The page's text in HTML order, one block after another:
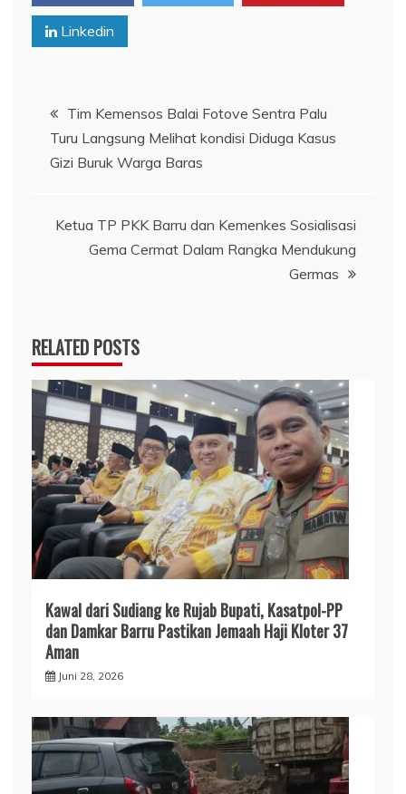
Linkedin
Navigasi
pos
Tim Kemensos Balai Fotove Sentra Palu
Turu Langsung Melihat kondisi Diduga Kasus
Gizi Buruk Warga Baras
Ketua TP PKK Barru dan Kemenkes Sosialisasi
Gema Cermat Dalam Rangka Mendukung
Germas
RELATED POSTS
​Kawal dari Sudiang ke Rujab Bupati, Kasatpol-PP
dan Damkar Barru Pastikan Jemaah Haji Kloter 37
Aman
Juni 28, 2026